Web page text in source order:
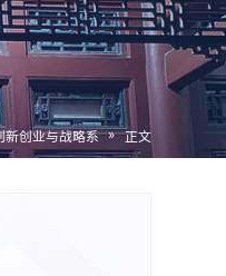
新创业与战略系 » 正文